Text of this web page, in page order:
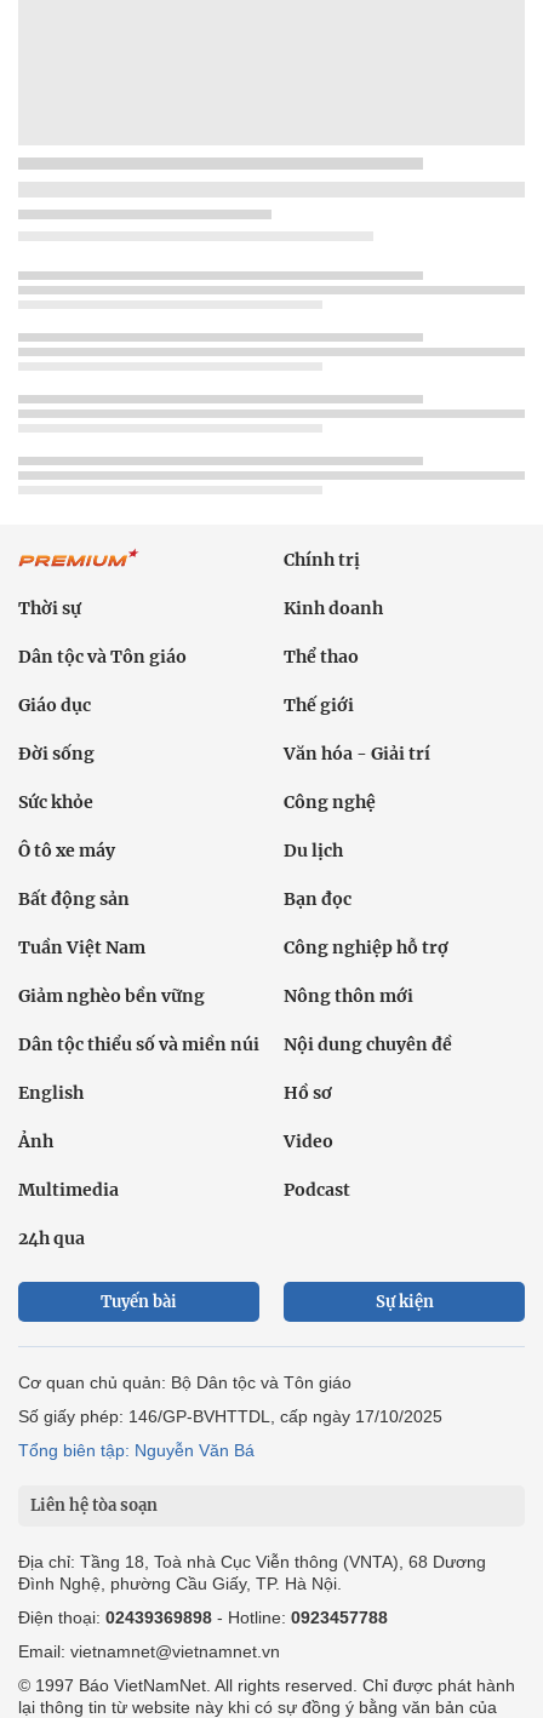
Chính trị
Thời sự Kinh doanh
Dân tộc và Tôn giáo Thể thao
Giáo dục Thế giới
Đời sống Văn hóa - Giải trí
Sức khỏe Công nghệ
Ô tô xe máy Du lịch
Bất động sản Bạn đọc
Tuần Việt Nam Công nghiệp hỗ trợ
Giảm nghèo bền vững Nông thôn mới
Dân tộc thiểu số và miền núi Nội dung chuyên đề
English Hồ sơ
Ảnh Video
Multimedia Podcast
24h qua
Tuyến bài Sự kiện
Cơ quan chủ quản: Bộ Dân tộc và Tôn giáo
Số giấy phép: 146/GP-BVHTTDL, cấp ngày 17/10/2025
Tổng biên tập: Nguyễn Văn Bá
Liên hệ tòa soạn
Địa chỉ: Tầng 18, Toà nhà Cục Viễn thông (VNTA), 68 Dương
Đình Nghệ, phường Cầu Giấy, TP. Hà Nội.
Điện thoại: 02439369898 - Hotline: 0923457788
Email: vietnamnet@vietnamnet.vn
© 1997 Báo VietNamNet. All rights reserved. Chỉ được phát hành
lại thông tin từ website này khi có sự đồng ý bằng văn bản của